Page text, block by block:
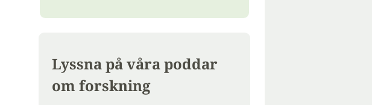
Lyssna på våra poddar
om forskning